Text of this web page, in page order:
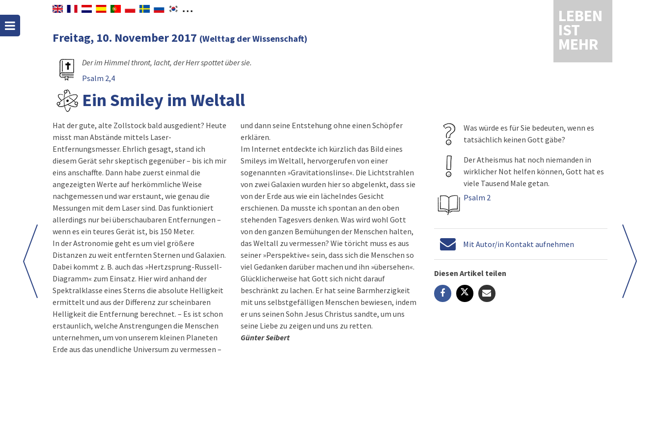
LEBEN
IST
MEHR
Freitag, 10. November 2017 (Welttag der Wissenschaft)
Der im Himmel thront, lacht, der Herr spottet über sie.
Psalm 2,4
Ein Smiley im Weltall
Hat der gute, alte Zollstock bald ausgedient? Heute
misst man Abstände mittels Laser-
Entfernungsmesser. Ehrlich gesagt, stand ich
diesem Gerät sehr skeptisch gegenüber – bis ich mir
eins anschaffte. Dann habe zuerst einmal die
angezeigten Werte auf herkömmliche Weise
nachgemessen und war erstaunt, wie genau die
Messungen mit dem Laser sind. Das funktioniert
allerdings nur bei überschaubaren Entfernungen –
wenn es ein teures Gerät ist, bis 150 Meter.
In der Astronomie geht es um viel größere
Distanzen zu weit entfernten Sternen und Galaxien.
Dabei kommt z. B. auch das »Hertzsprung-Russell-
Diagramm« zum Einsatz. Hier wird anhand der
Spektralklasse eines Sterns die absolute Helligkeit
ermittelt und aus der Differenz zur scheinbaren
Helligkeit die Entfernung berechnet. – Es ist schon
erstaunlich, welche Anstrengungen die Menschen
unternehmen, um von unserem kleinen Planeten
Erde aus das unendliche Universum zu vermessen –
und dann seine Entstehung ohne einen Schöpfer
erklären.
Im Internet entdeckte ich kürzlich das Bild eines
Smileys im Weltall, hervorgerufen von einer
sogenannten »Gravitationslinse«. Die Lichtstrahlen
von zwei Galaxien wurden hier so abgelenkt, dass sie
von der Erde aus wie ein lächelndes Gesicht
erschienen. Da musste ich spontan an den oben
stehenden Tagesvers denken. Was wird wohl Gott
von den ganzen Bemühungen der Menschen halten,
das Weltall zu vermessen? Wie töricht muss es aus
seiner »Perspektive« sein, dass sich die Menschen so
viel Gedanken darüber machen und ihn »übersehen«.
Glücklicherweise hat Gott sich nicht darauf
beschränkt zu lachen. Er hat seine Barmherzigkeit
mit uns selbstgefälligen Menschen bewiesen, indem
er uns seinen Sohn Jesus Christus sandte, um uns
seine Liebe zu zeigen und uns zu retten.
Günter Seibert
Was würde es für Sie bedeuten, wenn es
tatsächlich keinen Gott gäbe?
Der Atheismus hat noch niemanden in
wirklicher Not helfen können, Gott hat es
viele Tausend Male getan.
Psalm 2
Mit Autor/in Kontakt aufnehmen
Diesen Artikel teilen